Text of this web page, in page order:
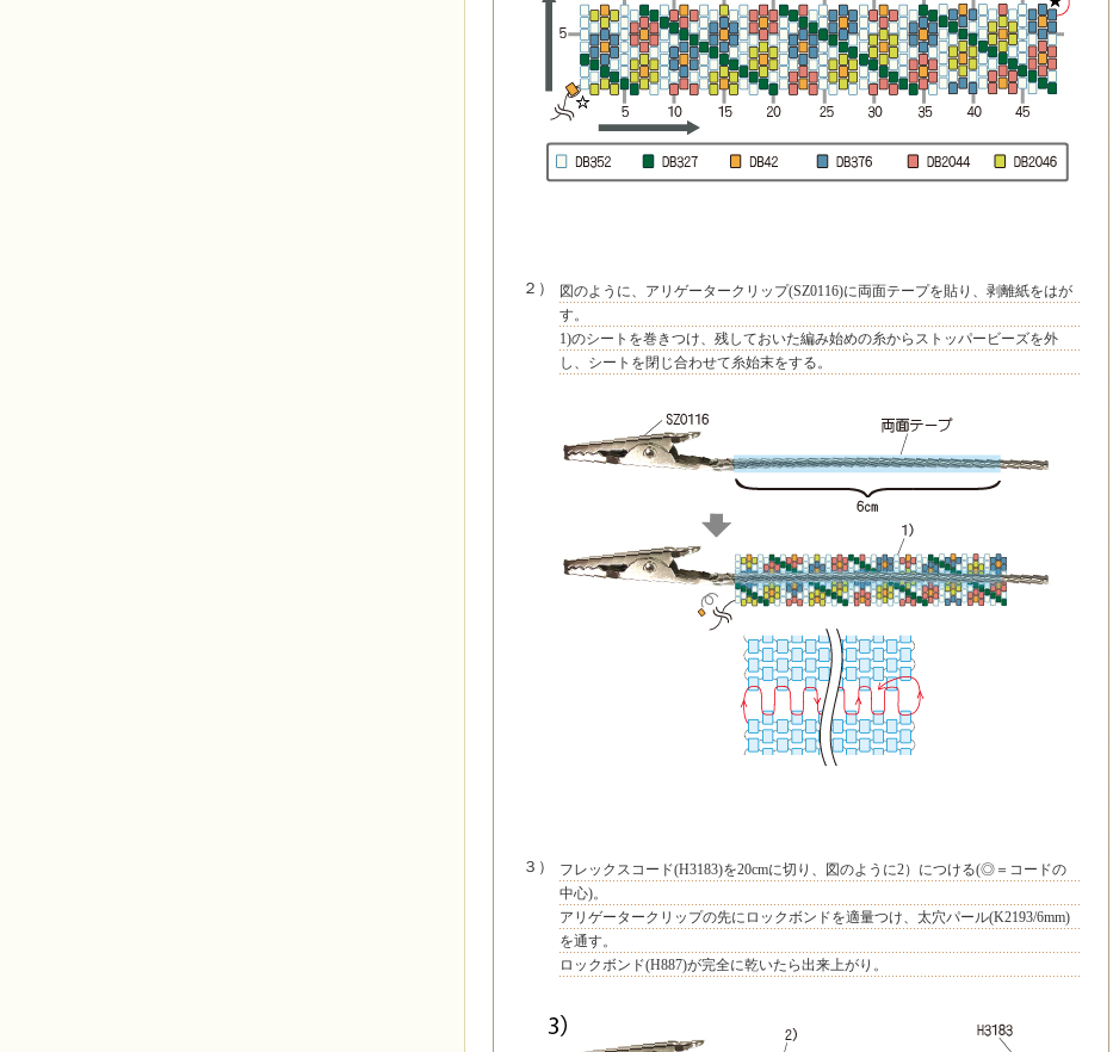
２）
図のように、アリゲータークリップ(SZ0116)に両面テープを貼り、剥離紙をはが
す。
1)のシートを巻きつけ、残しておいた編み始めの糸からストッパービーズを外
し、シートを閉じ合わせて糸始末をする。
３）
フレックスコード(H3183)を20cmに切り、図のように2）につける(◎＝コードの
中心)。
アリゲータークリップの先にロックボンドを適量つけ、太穴パール(K2193/6mm)
を通す。
ロックボンド(H887)が完全に乾いたら出来上がり。